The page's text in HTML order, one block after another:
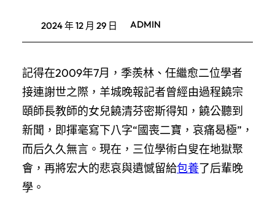
2024 年 12 月 29 日 ADMIN
記得在2009年7月，季羨林、任繼愈二位學者
接連謝世之際，羊城晚報記者曾經由過程饒宗
頤師長教師的女兒饒清芬密斯得知，饒公聽到
新聞，即揮毫寫下八字“國喪二寶，哀痛曷極”，
而后久久無言。現在，三位學術白叟在地獄聚
會，再將宏大的悲哀與遺憾留給包養了后輩晚
學。